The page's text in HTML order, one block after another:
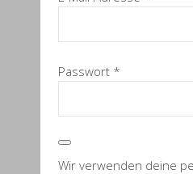
Passwort *
Wir verwenden deine